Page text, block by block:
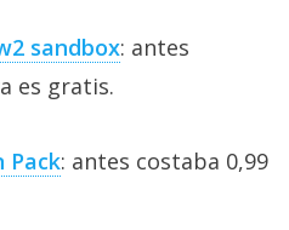
sandbox: antes
es gratis.
Pack: antes costaba 0,99